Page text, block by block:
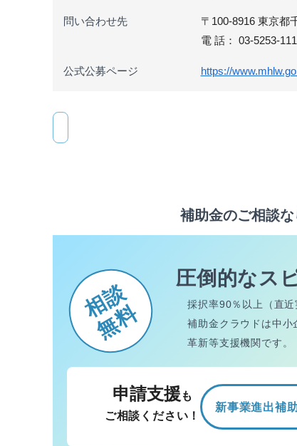
問い合わせ先
〒100-8916 東京都
電 話： 03-5253-
公式公募ページ https://
補助金のご相談な
相談
無料
圧倒的なス
採択率90％以上（直近
補助金クラウドは中小
革新等支援機関です。
申請支援 も
ご相談ください！
新事業進出補